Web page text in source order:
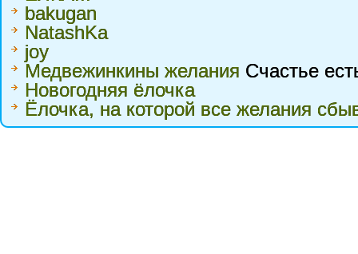
bakugan
NatashKa
joy
Медвежинкины желания Счастье
Новогодняя ёлочка
Ёлочка, на которой все желания